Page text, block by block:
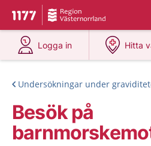
Till startsidan för 1177
Du har valt region
Logga in
på 1177.se
Hitta
på
Undersökningar under
Besök på